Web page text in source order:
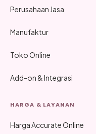
Perusahaan Jasa
Manufaktur
Toko Online
Add-on & Integrasi
HARGA & LAYANAN
Harga Accurate Online